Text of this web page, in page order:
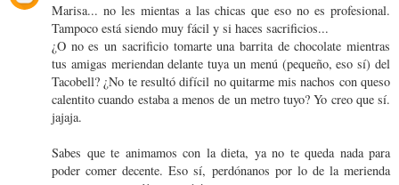
Marisa... no les mientas a las chicas que eso no es profesional.
Tampoco está siendo muy fácil y si haces sacrificios...
¿O no es un sacrificio tomarte una barrita de chocolate mientras
tus amigas meriendan delante tuya un menú (pequeño, eso sí) del
Tacobell? ¿No te resultó difícil no quitarme mis nachos con queso
calentito cuando estaba a menos de un metro tuyo? Yo creo que sí.
jajaja.
Sabes que te animamos con la dieta, ya no te queda nada para
poder comer decente. Eso sí, perdónanos por lo de la merienda